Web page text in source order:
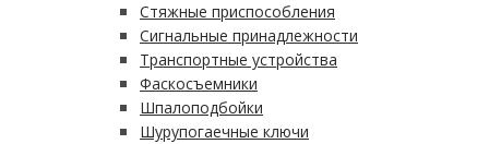
Стяжные приспособления
Сигнальные принадлежности
Транспортные устройства
Фаскосъемники
Шпалоподбойки
Шурупогаечные ключи